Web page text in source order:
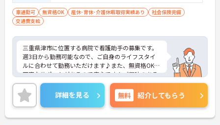
車通勤可 無資格OK 産休･育休･介護休暇取得実績あり
社会保険完備
交通費支給
三重県津市に位置する病院で看護助手の募集です。
週3日から勤務可能なので、ご自身のライフスタイ
ルに合わせて勤務いただけます♪また、無資格OK◎
丁寧なサポートがあるので安心です！ご興味のある
方はご面接のポイントお伝えしますのでご気軽にお
問い合わせください。
詳細を見る 無料 紹介してもらう